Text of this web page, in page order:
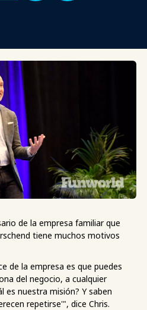
de la empresa familiar que
tiene muchos motivos
de la empresa es que puedes
del negocio, a cualquier
es nuestra misión? Y saben
repetirse'", dice Chris.